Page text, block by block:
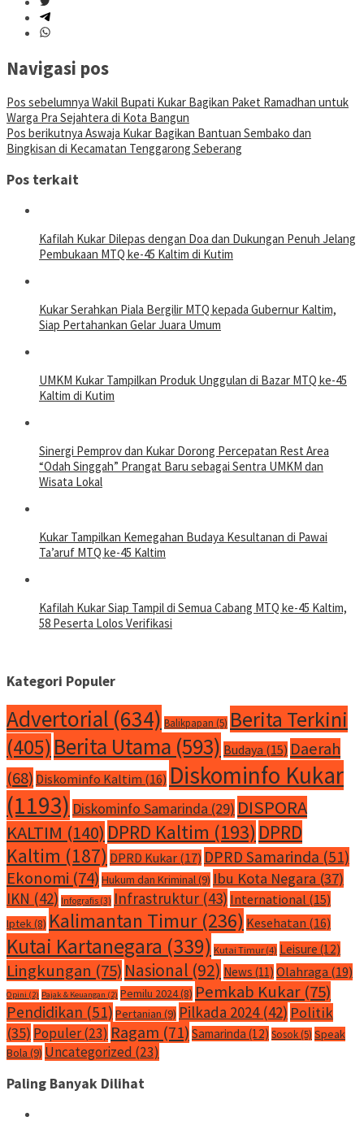
Navigasi pos
Pos sebelumnya Wakil Bupati Kukar Bagikan Paket Ramadhan untuk
Warga Pra Sejahtera di Kota Bangun
Pos berikutnya Aswaja Kukar Bagikan Bantuan Sembako dan
Bingkisan di Kecamatan Tenggarong Seberang
Pos terkait
Kafilah Kukar Dilepas dengan Doa dan Dukungan Penuh Jelang
Pembukaan MTQ ke-45 Kaltim di Kutim
Kukar Serahkan Piala Bergilir MTQ kepada Gubernur Kaltim,
Siap Pertahankan Gelar Juara Umum
UMKM Kukar Tampilkan Produk Unggulan di Bazar MTQ ke-45
Kaltim di Kutim
Sinergi Pemprov dan Kukar Dorong Percepatan Rest Area
“Odah Singgah” Prangat Baru sebagai Sentra UMKM dan
Wisata Lokal
Kukar Tampilkan Kemegahan Budaya Kesultanan di Pawai
Ta’aruf MTQ ke-45 Kaltim
Kafilah Kukar Siap Tampil di Semua Cabang MTQ ke-45 Kaltim,
58 Peserta Lolos Verifikasi
Kategori Populer
Advertorial (634) Balikpapan (5) Berita Terkini
(405)Berita Utama (593) Budaya (15) Daerah
(68) Diskominfo Kaltim (16) Diskominfo Kukar
(1193) Diskominfo Samarinda (29) DISPORA
KALTIM (140) DPRD Kaltim (193) DPRD
Kaltim (187) DPRD Kukar (17) DPRD Samarinda (51)
Ekonomi (74) Hukum dan Kriminal(9) Ibu Kota Negara (37)
IKN (42) Infografis (3) Infrastruktur (43) International (15)
Iptek(8) Kalimantan Timur (236) Kesehatan (16)
Kutai Kartanegara (339) Kutai Timur (4) Leisure (12)
Lingkungan (75) Nasional (92) News (11) Olahraga (19)
Opini (2) Pajak & Keuangan (2) Pemilu 2024(8) Pemkab Kukar (75)
Pendidikan (51) Pertanian (9) Pilkada 2024(42) Politik
(35) Populer(23) Ragam (71) Samarinda (12) Sosok(5) Speak
Bola (9) Uncategorized (23)
Paling Banyak Dilihat